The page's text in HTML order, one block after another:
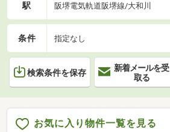
駅 阪堺電気軌道阪堺線/大和川
条件 指定なし
検索条件を保存
新着メールを受
取る
お気に入り物件一覧を見る